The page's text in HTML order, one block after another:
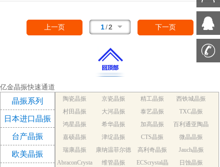
模式的32.768KHZ晶体系列,产品应用范围非常
广阔,比如多种电子消费类,手机应用,蓝牙多功
因32.768KHZ晶体本身外观款式多元化,所以适
合多个产品应用.并且满足欧盟ROHS环保要求,
晶体本身有重量轻,体积小,超薄型等多种优势,
上一页 1/2 下一页
亿金晶振快速通道
晶振系列
日本进口晶振
台产晶振
欧美晶振
陶瓷晶振 京瓷晶振 精工晶振
西铁城晶振
村田晶振
大河晶振 泰艺晶振
TXC晶振
鸿星晶振
希华晶振 加高晶振
百利通亚陶晶
振
嘉硕晶振 津绽晶振 CTS晶振
微晶晶振
瑞康晶振
康纳温菲尔德
晶振
高利奇晶振
Jauch晶振
AbraconCrysta
维管晶振
ECScrystal晶
日蚀晶振